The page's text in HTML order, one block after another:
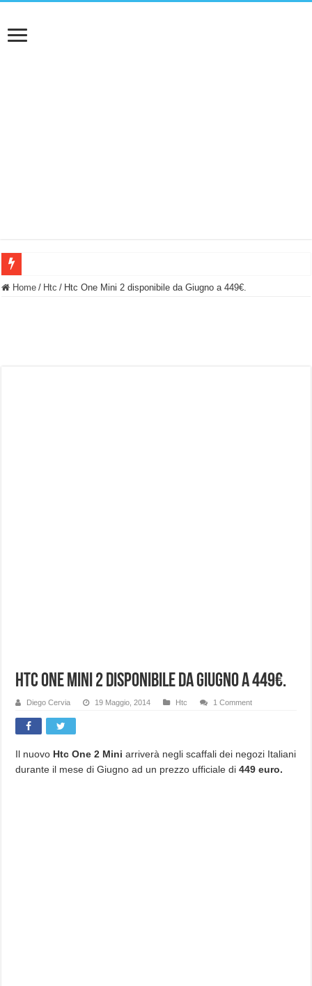
BASTA FATICARE! Questo robot tagliaerba lo appoggi e fa tutto lui! (Senza
Home / Htc / Htc One Mini 2 disponibile da Giugno a 449€.
Htc One Mini 2 disponibile da Giugno a 449€.
Diego Cervia 19 Maggio, 2014 Htc 1 Comment
Il nuovo Htc One 2 Mini arriverà negli scaffali dei negozi Italiani
durante il mese di Giugno ad un prezzo ufficiale di449 euro.